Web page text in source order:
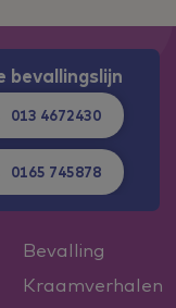
bevallingslijn
013 4672430
0165 745878
Bevalling
Kraamverhalen